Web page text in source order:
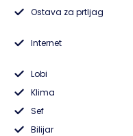
Ostava za prtljag
Internet
Lobi
Klima
Sef
Bilijar
Skiatos, ostrvo
Gornja Trepča
Ivanjica
Vrnjačka banja